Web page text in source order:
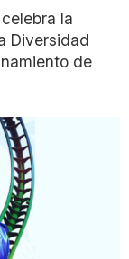
la
Diversidad
de